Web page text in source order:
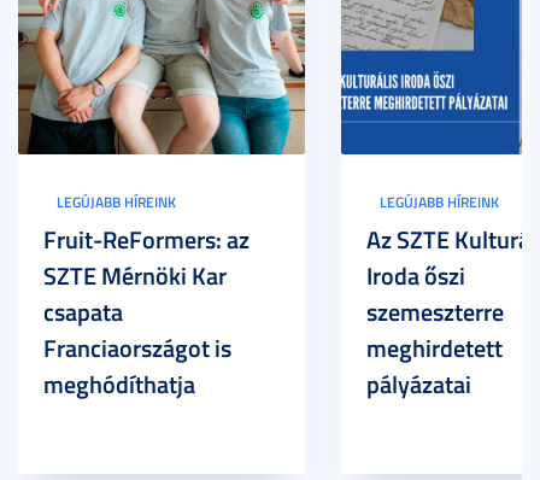
LEGÚJABB HÍREINK
Fruit-ReFormers: az
SZTE Mérnöki Kar
csapata
Franciaországot is
meghódíthatja
LEGÚJABB HÍREINK
Az SZTE
Iroda őszi
szemeszterre
meghirdetett
pályázatai